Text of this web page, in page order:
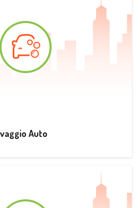
Auto